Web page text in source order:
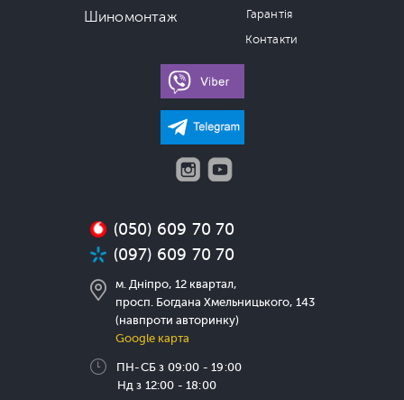
Шиномонтаж
Гарантія
Контакти
(050) 609 70 70
(097) 609 70 70
м. Дніпро, 12 квартал,
просп. Богдана Хмельницького, 143
(навпроти авторинку)
Google карта
ПН-СБ з 09:00 - 19:00
Нд з 12:00 - 18:00